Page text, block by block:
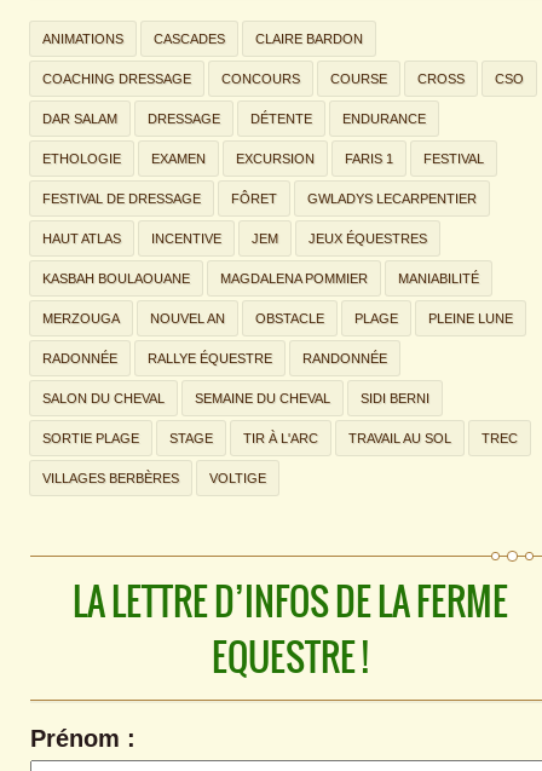
ANIMATIONS CASCADES CLAIRE BARDON
COACHING DRESSAGE CONCOURS COURSE CROSS CSO
DAR SALAM DRESSAGE DÉTENTE ENDURANCE
ETHOLOGIE EXAMEN EXCURSION FARIS 1 FESTIVAL
FESTIVAL DE DRESSAGE FÔRET GWLADYS LECARPENTIER
HAUT ATLAS INCENTIVE JEM JEUX ÉQUESTRES
KASBAH BOULAOUANE MAGDALENA POMMIER MANIABILITÉ
MERZOUGA NOUVEL AN OBSTACLE PLAGE PLEINE LUNE
RADONNÉE RALLYE ÉQUESTRE RANDONNÉE
SALON DU CHEVAL SEMAINE DU CHEVAL SIDI BERNI
SORTIE PLAGE STAGE TIR À L'ARC TRAVAIL AU SOL TREC
VILLAGES BERBÈRES VOLTIGE
LA LETTRE D’INFOS DE LA FERME
EQUESTRE !
Prénom :